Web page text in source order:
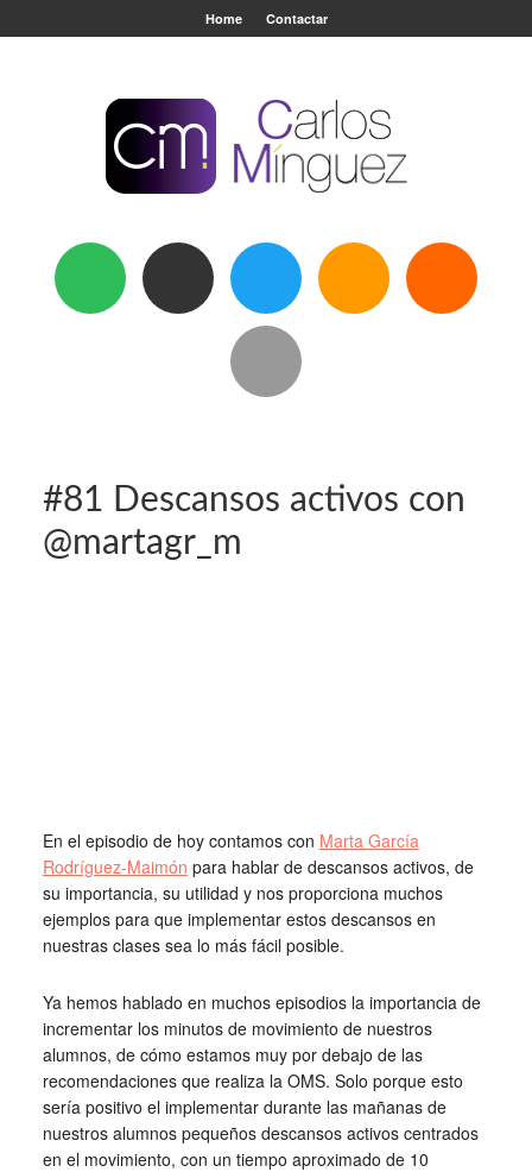
Home Contactar
#81 Descansos activos con
@martagr_m
En el episodio de hoy contamos con Marta García
Rodríguez-Maimón para hablar de descansos activos, de
su importancia, su utilidad y nos proporciona muchos
ejemplos para que implementar estos descansos en
nuestras clases sea lo más fácil posible.
Ya hemos hablado en muchos episodios la importancia de
incrementar los minutos de movimiento de nuestros
alumnos, de cómo estamos muy por debajo de las
recomendaciones que realiza la OMS. Solo porque esto
sería positivo el implementar durante las mañanas de
nuestros alumnos pequeños descansos activos centrados
en el movimiento, con un tiempo aproximado de 10